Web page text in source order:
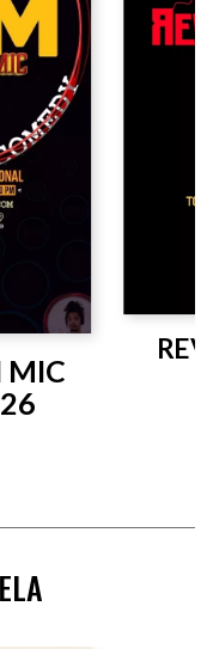
MIC